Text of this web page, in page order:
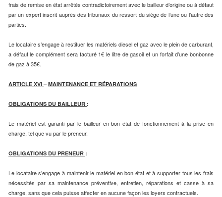
frais de remise en état arrêtés contradictoirement avec le bailleur d’origine ou à défaut
par un expert inscrit auprès des tribunaux du ressort du siège de l’une ou l’autre des
parties.
Le locataire s’engage à restituer les matériels diesel et gaz avec le plein de carburant,
a défaut le complément sera facturé 1€ le litre de gasoil et un forfait d’une bonbonne
de gaz à 35€.
ARTICLE XVI –MAINTENANCE ET RÉPARATIONS
OBLIGATIONS DU BAILLEUR :
Le matériel est garanti par le bailleur en bon état de fonctionnement à la prise en
charge, tel que vu par le preneur.
OBLIGATIONS DU PRENEUR :
Le locataire s’engage à maintenir le matériel en bon état et à supporter tous les frais
nécessités par sa maintenance préventive, entretien, réparations et casse à sa
charge, sans que cela puisse affecter en aucune façon les loyers contractuels.